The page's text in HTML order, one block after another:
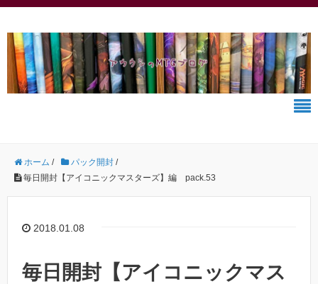
ホーム / パック開封 /
毎日開封【アイコニックマスターズ】編 pack.53
2018.01.08
毎日開封【アイコニックマス